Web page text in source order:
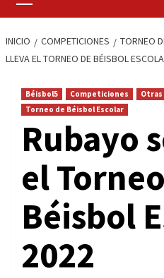
INICIO COMPETICIONES TORNEO
LLEVA EL TORNEO DE BÉISBOL
Béisbol5 Competiciones
Torneo de Béisbol Escolar
Rubayo
el
Béisbol
2022